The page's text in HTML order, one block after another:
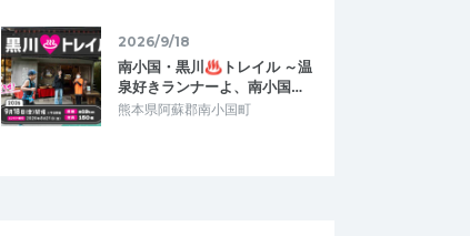
2026/9/18
南小国・黒川♨トレイル ～温
泉好きランナーよ、南小国…
熊本県阿蘇郡南小国町